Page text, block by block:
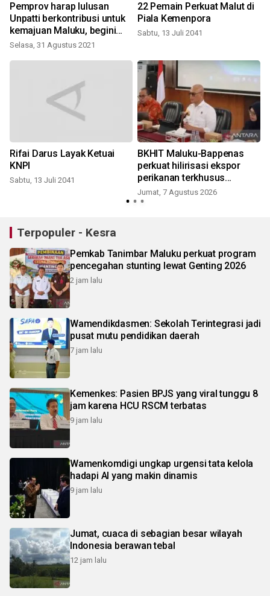
Pemprov harap lulusan
Unpatti berkontribusi untuk
kemajuan Maluku, begini
penjelasannya
Selasa, 31 Agustus 2021
22 Pemain Perkuat Malut di
Piala Kemenpora
Sabtu, 13 Juli 2041
Rifai Darus Layak Ketuai
KNPI
Sabtu, 13 Juli 2041
BKHIT Maluku-Bappenas
perkuat hilirisasi ekspor
perikanan terkhusus
komoditas TCT
Jumat, 7 Agustus 2026
Terpopuler - Kesra
Pemkab Tanimbar Maluku perkuat program
pencegahan stunting lewat Genting 2026
2 jam lalu
Wamendikdasmen: Sekolah Terintegrasi jadi
pusat mutu pendidikan daerah
7 jam lalu
Kemenkes: Pasien BPJS yang viral tunggu 8
jam karena HCU RSCM terbatas
9 jam lalu
Wamenkomdigi ungkap urgensi tata kelola
hadapi AI yang makin dinamis
9 jam lalu
Jumat, cuaca di sebagian besar wilayah
Indonesia berawan tebal
12 jam lalu